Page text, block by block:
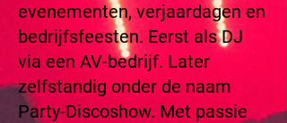
evenementen, verjaardagen en
bedrijfsfeesten. Eerst als DJ
via een AV-bedrijf. Later
zelfstandig onder de naam
Party-Discoshow. Met passie